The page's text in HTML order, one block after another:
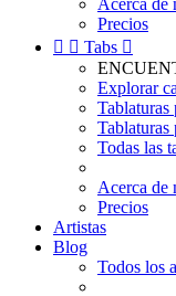
Acerca de
Precios
  Tabs 
Explorar
Tablaturas
Tablaturas
Todas las
Acerca de
Precios
Artistas
Blog
Todos los